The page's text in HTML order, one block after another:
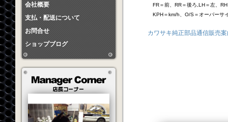
会社概要
支払・配送について
お問合せ
ショップブログ
FR＝前、RR＝後ろ,LH＝左、
KPH＝km/h、O/S＝オーバーサ
カワサキ純正部品通信販売